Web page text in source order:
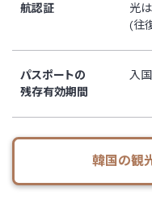
航認証
光
(往
パスポートの
残存有効期間
入
韓国の観